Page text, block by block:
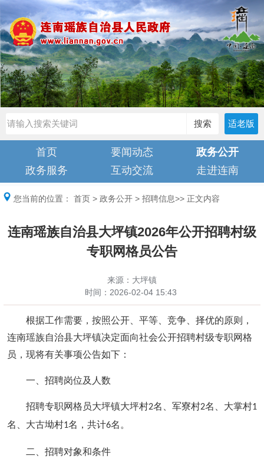
搜索 适老版
首页 要闻动态
政务公开
政务服务
互动交流 走进连南
您当前的位置： 首页 > 政务公开 > 招聘信息>> 正文内容
连南瑶族自治县大坪镇2026年公开招聘村级
专职网格员公告
来源：大坪镇
时间： 2026-02-04 15:43
根据工作需要，按照公开、平等、竞争、择优的原则，
连南瑶族自治县大坪镇决定面向社会公开招聘村级专职网格
员，现将有关事项公告如下：
一、招聘岗位及人数
招聘专职网格员大坪镇大坪村2名、军寮村2名、大掌村1
名、大古坳村1名，共计6名。
二、招聘对象和条件